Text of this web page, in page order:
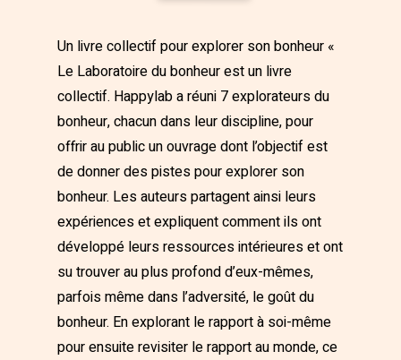
Un livre collectif pour explorer son bonheur «
Le Laboratoire du bonheur est un livre
collectif. Happylab a réuni 7 explorateurs du
bonheur, chacun dans leur discipline, pour
offrir au public un ouvrage dont l’objectif est
de donner des pistes pour explorer son
bonheur. Les auteurs partagent ainsi leurs
expériences et expliquent comment ils ont
développé leurs ressources intérieures et ont
su trouver au plus profond d’eux-mêmes,
parfois même dans l’adversité, le goût du
bonheur. En explorant le rapport à soi-même
pour ensuite revisiter le rapport au monde, ce